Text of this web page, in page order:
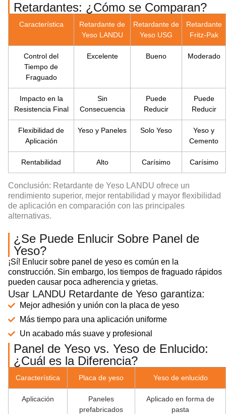
Retardantes: ¿Cómo se Comparan?
Característica
Retardante de
Yeso LANDU
Retardante de
Yeso USG
Retardante
Fritz-Pak
Control del
Tiempo de
Fraguado
Excelente Bueno Moderado
Impacto en la
Resistencia Final
Sin
Consecuencia
Puede
Reducir
Puede
Reducir
Flexibilidad de
Aplicación
Yeso y Paneles Solo Yeso
Yeso y
Cemento
Rentabilidad Alto Carísimo Carísimo
Conclusión: Retardante de Yeso LANDU ofrece un
rendimiento superior, mejor rentabilidad y mayor flexibilidad
de aplicación en comparación con las principales
alternativas.
¿Se Puede Enlucir Sobre Panel de
Yeso?
¡Sí! Enlucir sobre panel de yeso es común en la
construcción. Sin embargo, los tiempos de fraguado rápidos
pueden causar poca adherencia y grietas.
Usar LANDU Retardante de Yeso garantiza:
Mejor adhesión y unión con la placa de yeso
Más tiempo para una aplicación uniforme
Un acabado más suave y profesional
Panel de Yeso vs. Yeso de Enlucido:
¿Cuál es la Diferencia?
Característica Placa de yeso Yeso de enlucido
Aplicación
Paneles
prefabricados
Aplicado en forma de
pasta